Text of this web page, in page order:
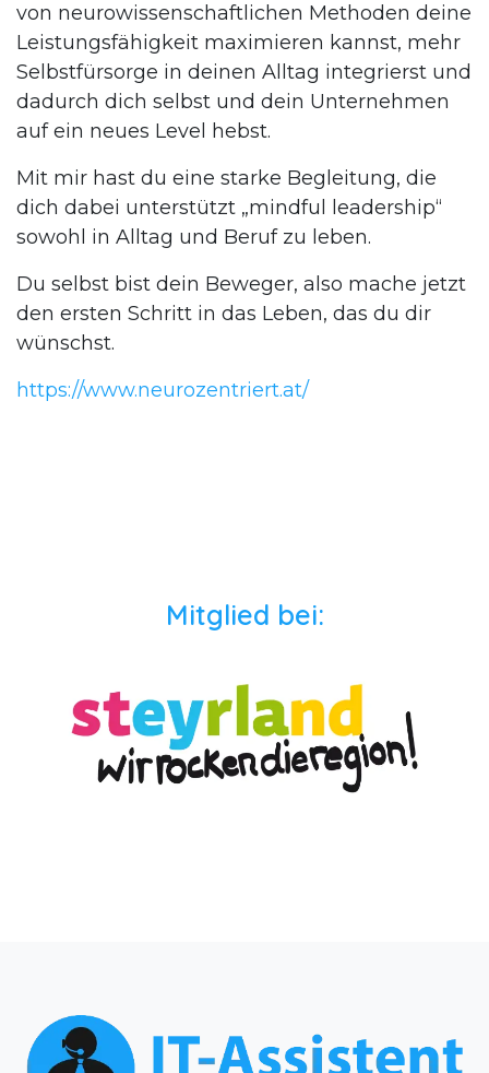
von neurowissenschaftlichen Methoden deine
Leistungsfähigkeit maximieren kannst, mehr
Selbstfürsorge in deinen Alltag integrierst und
dadurch dich selbst und dein Unternehmen
auf ein neues Level hebst.
Mit mir hast du eine starke Begleitung, die
dich dabei unterstützt „mindful leadership“
sowohl in Alltag und Beruf zu leben.
Du selbst bist dein Beweger, also mache jetzt
den ersten Schritt in das Leben, das du dir
wünschst.
https://www.neurozentriert.at/
Mitglied bei: